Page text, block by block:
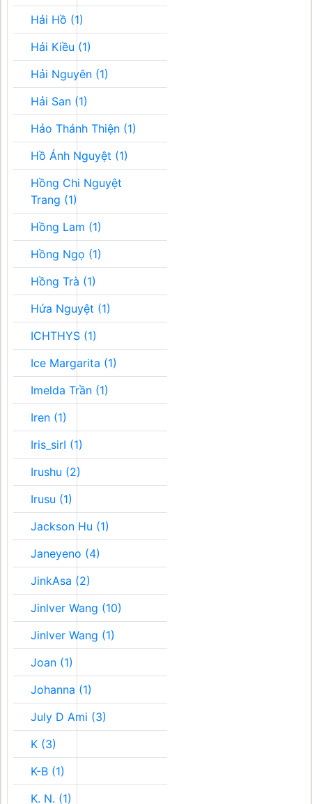
Hải Hồ (1)
Hải Kiều (1)
Hải Nguyên (1)
Hải San (1)
Hảo Thánh Thiện (1)
Hồ Ánh Nguyệt (1)
Hồng Chi Nguyệt
Trang (1)
Hồng Lam (1)
Hồng Ngọ (1)
Hồng Trà (1)
Hứa Nguyệt (1)
ICHTHYS (1)
Ice Margarita (1)
Imelda Trần (1)
Iren (1)
Iris_sirI (1)
Irushu (2)
Irusu (1)
Jackson Hu (1)
Janeyeno (4)
JinkAsa (2)
Jinlver Wang (10)
Jinlver Wang (1)
Joan (1)
Johanna (1)
July D Ami (3)
K (3)
K-B (1)
K. N. (1)